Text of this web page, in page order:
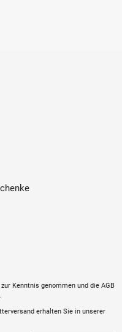
Gosset, 12
Kenntnis genommen und die AGB
erhalten Sie in unserer